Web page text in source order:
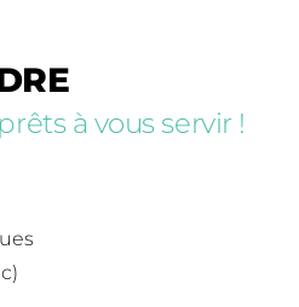
à vous servir !